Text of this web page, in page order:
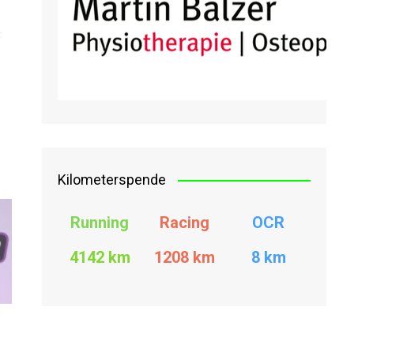
Kilometerspende
Running
4142 km
Racing
1208 km
OCR
8 km